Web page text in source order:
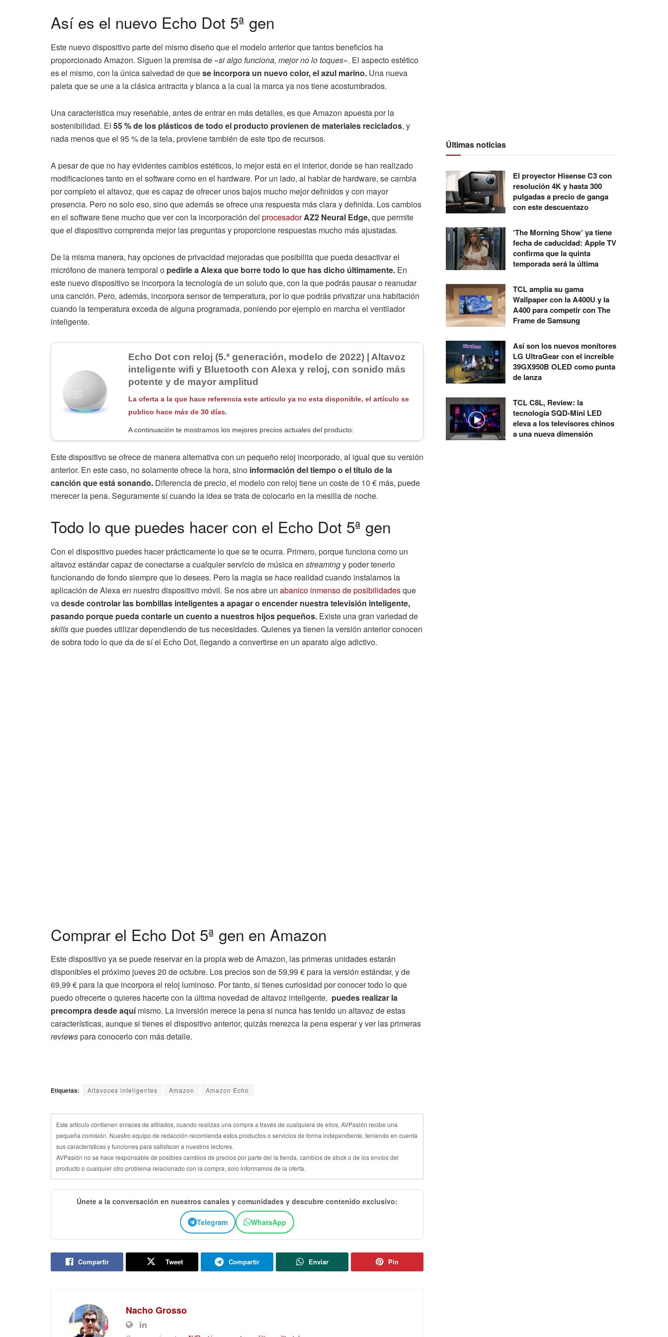
Así es el nuevo Echo Dot 5ª gen
Este nuevo dispositivo parte del mismo diseño que el modelo anterior que tantos beneficios ha
proporcionado Amazon. Siguen la premisa de «si algo funciona, mejor no lo toques». El aspecto estético
es el mismo, con la única salvedad de quese incorpora un nuevo color, el azul marino. Una nueva
paleta que se une a la clásica antracita y blanca a la cual la marca ya nos tiene acostumbrados.
Una característica muy reseñable, antes de entrar en más detalles, es que Amazon apuesta por la
sostenibilidad. El 55 % de los plásticos de todo el producto provienen de materiales reciclados, y
nada menos que el 95 % de la tela, proviene también de este tipo de recursos.
A pesar de que no hay evidentes cambios estéticos, lo mejor está en el interior, donde se han realizado
modificaciones tanto en el software como en el hardware. Por un lado, al hablar de hardware, se cambia
por completo el altavoz, que es capaz de ofrecer unos bajos mucho mejor definidos y con mayor
presencia. Pero no solo eso, sino que además se ofrece una respuesta más clara y definida. Los cambios
en el software tiene mucho que ver con la incorporación del procesadorAZ2 Neural Edge,que permite
que el dispositivo comprenda mejor las preguntas y proporcione respuestas mucho más ajustadas.
De la misma manera, hay opciones de privacidad mejoradas que posibilita que pueda desactivar el
micrófono de manera temporal o pedirle a Alexa que borre todo lo que has dicho últimamente. En
este nuevo dispositivo se incorpora la tecnología de un soluto que, con la que podrás pausar o reanudar
una canción. Pero, además, incorpora sensor de temperatura, por lo que podrás privatizar una habitación
cuando la temperatura exceda de alguna programada, poniendo por ejemplo en marcha el ventilador
inteligente.
Echo Dot con reloj (5.ª generación, modelo de 2022) | Altavoz
inteligente wifi y Bluetooth con Alexa y reloj, con sonido más
potente y de mayor amplitud
La oferta a la que hace referencia este articulo ya no esta disponible, el artículo se
publico hace más de 30 días.
A continuación te mostramos los mejores precios actuales del producto:
Este dispositivo se ofrece de manera alternativa con un pequeño reloj incorporado, al igual que su versión
anterior. En este caso, no solamente ofrece la hora, sino información del tiempo o el título de la
canción que está sonando. Diferencia de precio, el modelo con reloj tiene un coste de 10 € más, puede
merecer la pena. Seguramente sí cuando la idea se trata de colocarlo en la mesilla de noche.
Todo lo que puedes hacer con el Echo Dot 5ª gen
Con el dispositivo puedes hacer prácticamente lo que se te ocurra. Primero, porque funciona como un
altavoz estándar capaz de conectarse a cualquier servicio de música en streamingy poder tenerlo
funcionando de fondo siempre que lo desees. Pero la magia se hace realidad cuando instalamos la
aplicación de Alexa en nuestro dispositivo móvil. Se nos abre un abanico inmenso de posibilidadesque
vadesde controlar las bombillas inteligentes a apagar o encender nuestra televisión inteligente,
pasando porque pueda contarle un cuento a nuestros hijos pequeños. Existe una gran variedad de
skillsque puedes utilizar dependiendo de tus necesidades. Quienes ya tienen la versión anterior conocen
de sobra todo lo que da de sí el Echo Dot, llegando a convertirse en un aparato algo adictivo.
Comprar el Echo Dot 5ª gen en Amazon
Este dispositivo ya se puede reservar en la propia web de Amazon, las primeras unidades estarán
disponibles el próximo jueves 20 de octubre. Los precios son de 59,99 € para la versión estándar, y de
69,99 € para la que incorpora el reloj luminoso. Por tanto, si tienes curiosidad por conocer todo lo que
puedo ofrecerte o quieres hacerte con la última novedad de altavoz inteligente, puedes realizar la
precompra desde aquímismo. La inversión merece la pena si nunca has tenido un altavoz de estas
características, aunque si tienes el dispositivo anterior, quizás merezca la pena esperar y ver las primeras
reviewspara conocerlo con más detalle.
Etiquetas: Altavoces inteligentes Amazon Amazon Echo
Este artículo contienen enlaces de afiliados, cuando realizas una compra a través de cualquiera de ellos, AVPasión recibe una
pequeña comisión. Nuestro equipo de redacción recomienda estos productos o servicios de forma independiente, teniendo en cuenta
sus características y funciones para satisfacer a nuestros lectores.
AVPasión no se hace responsable de posibles cambios de precios por parte del la tienda, cambios de stock o de los envíos del
producto o cualquier otro problema relacionado con la compra, solo informamos de la oferta.
Únete a la conversación en nuestros canales y comunidades y descubre contenido exclusivo:
Telegram WhatsApp
Compartir Tweet Compartir Enviar Pin
Nacho Grosso
Últimas noticias
El proyector Hisense C3 con
resolución 4K y hasta 300
pulgadas a precio de ganga
con este descuentazo
‘The Morning Show’ ya tiene
fecha de caducidad: Apple TV
confirma que la quinta
temporada será la última
TCL amplía su gama
Wallpaper con la A400U y la
A400 para competir con The
Frame de Samsung
Así son los nuevos monitores
LG UltraGear con el increíble
39GX950B OLED como punta
de lanza
TCL C8L, Review: la
tecnología SQD-Mini LED
eleva a los televisores chinos
a una nueva dimensión